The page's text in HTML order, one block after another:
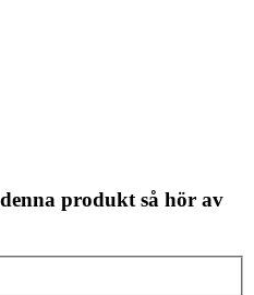
produkt så hör av